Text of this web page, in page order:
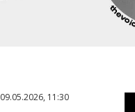
09.05.2026, 11:30